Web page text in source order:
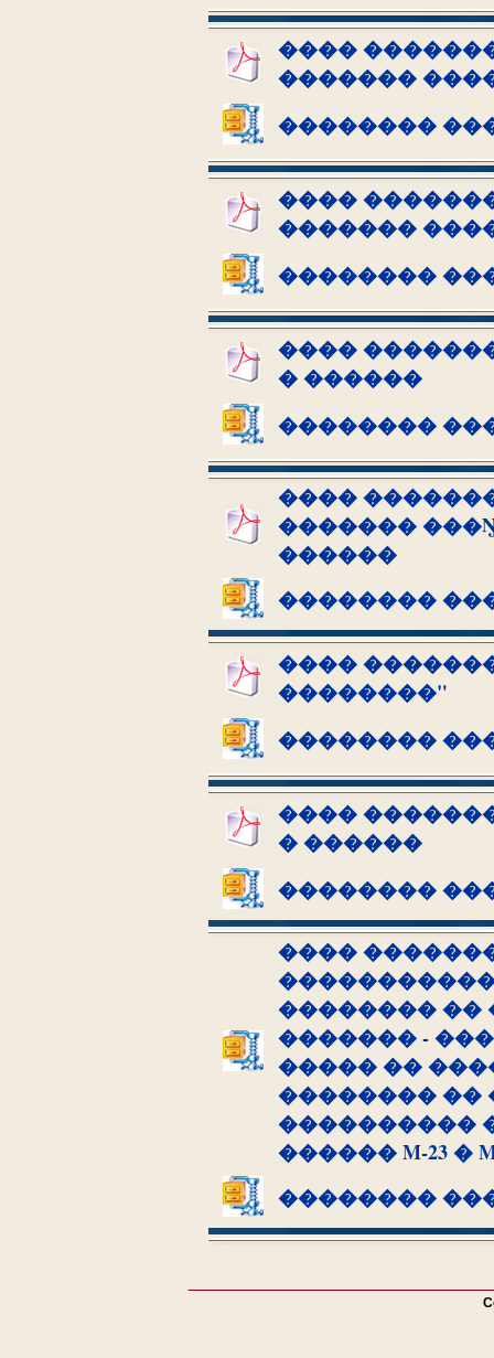
����
�������
��������
���� �������
�������
��������
����
� ������
��������
����
�������
������
��������
����
��������"
��������
����
� ������
��������
����
�������� ��
������� -
����� ��
�������� ��
����������
������ M-23 �
��������